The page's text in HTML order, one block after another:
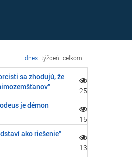
dnes týždeň celkom
sa zhodujú, že
25
je démon
15
ako riešenie“
13